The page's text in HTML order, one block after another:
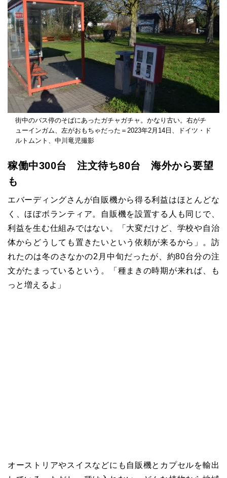
街中のバス停のそばにあったガチャガチャ。かなり古い。右がチ
ューインガム、左がおもちゃだった＝2023年2月14日、ドイツ・ド
ルトムント、中川竜児撮影
稼働中300台 注文待ち80台 海外から要望
も
エバーディングさんが自販機から得る利益はほとんどな
く、ほぼボランティア。自販機を設置する人も同じで、
利益を生む仕組みではない。「大変だけど、学校や自治
体からどうしても置きたいという依頼が来るから」。訪
れたのは冬のさなかの2月中旬だったが、約80台分の注
文がたまっているという。「種まきの時期が来れば、も
っと増えるよ」
オーストリアやスイスなどにも自販機とカプセルを輸出